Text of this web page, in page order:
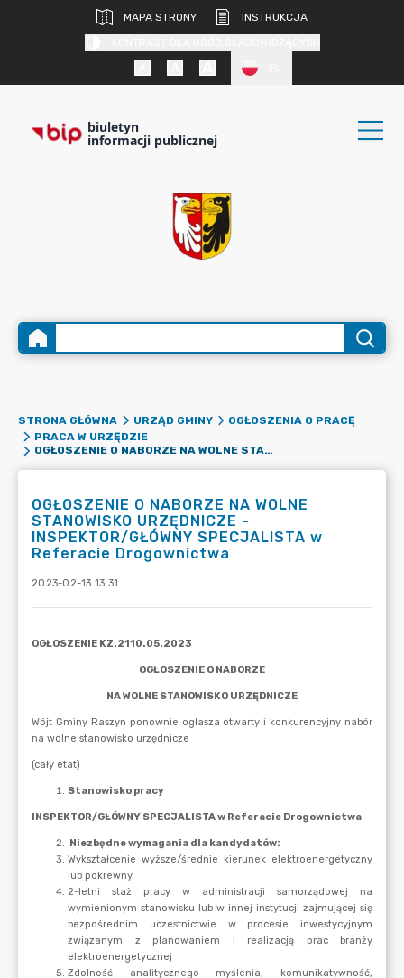
MAPA STRONY
INSTRUKCJA
biuletyn
informacji publicznej
STRONA GŁÓWNA URZĄD GMINY
OGŁOSZENIA O PRACĘ
PRACA W URZĘDZIE
OGŁOSZENIE O NABORZE NA WOLNE STANOWISKO URZĘDNICZE - INSPEKTOR/GŁÓWNY SPECJALISTA W REFERACIE DROGOWNICTWA
OGŁOSZENIE O NABORZE NA WOLNE
STANOWISKO URZĘDNICZE -
INSPEKTOR/GŁÓWNY SPECJALISTA w
Referacie Drogownictwa
2023-02-13 13:31